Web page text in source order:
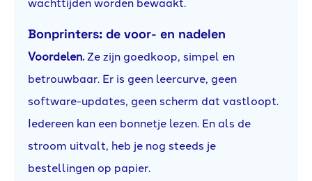
Bonprinters: de voor- en nadelen
Voordelen. Ze zijn goedkoop, simpel en
betrouwbaar. Er is geen leercurve, geen
software-updates, geen scherm dat vastloopt.
Iedereen kan een bonnetje lezen. En als de
stroom uitvalt, heb je nog steeds je
bestellingen op papier.